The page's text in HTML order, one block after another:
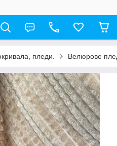
пледи. Велюрове